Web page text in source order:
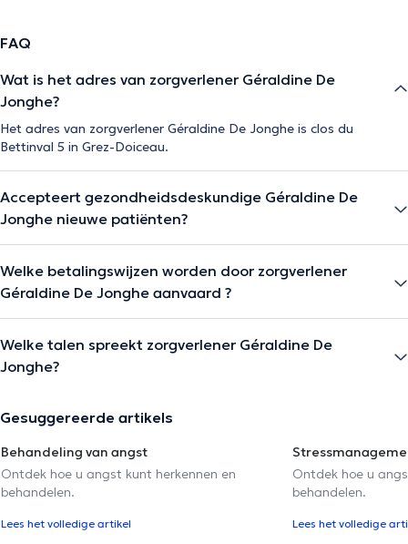
FAQ
Wat is het adres van zorgverlener Géraldine De
Jonghe?
Het adres van zorgverlener Géraldine De Jonghe is clos du
Bettinval 5 in Grez-Doiceau.
Accepteert gezondheidsdeskundige Géraldine De
Jonghe nieuwe patiënten?
Welke betalingswijzen worden door zorgverlener
Géraldine De Jonghe aanvaard ?
Welke talen spreekt zorgverlener Géraldine De
Jonghe?
Gesuggereerde artikels
Behandeling van angst
Ontdek hoe u angst kunt herkennen en
behandelen.
Lees het volledige artikel
Ontdek hoe u
behandelen.
Lees het volledige